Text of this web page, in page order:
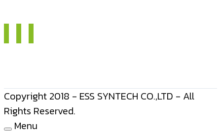
Copyright 2018 - ESS SYNTECH CO.,LTD - All
Rights Reserved.
Menu